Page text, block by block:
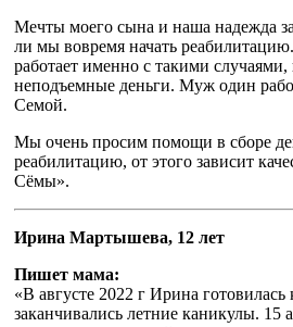
Мечты моего сына и наша надежда
ли мы вовремя начать
работает именно с такими
неподъемные деньги. Муж один
Семой.
Мы очень просим помощи в сборе
реабилитацию, от этого зависит
Сёмы».
Ирина Мартышева, 12 лет
Пишет мама:
«В августе 2022 г Ирина готовилась
заканчивались летние каникулы. 15